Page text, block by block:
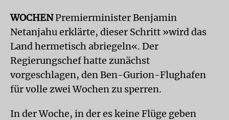
WOCHENPremierminister Benjamin
Netanjahu erklärte, dieser Schritt »wird das
Land hermetisch abriegeln«. Der
Regierungschef hatte zunächst
vorgeschlagen, den Ben-Gurion-Flughafen
für volle zwei Wochen zu sperren.
In der Woche, in der es keine Flüge geben